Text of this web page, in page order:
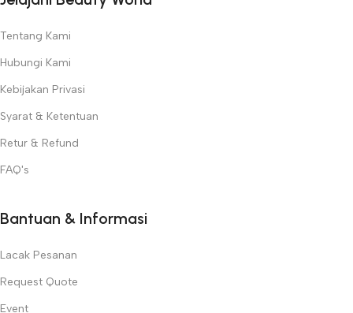
Tentang Kami
Hubungi Kami
Kebijakan Privasi
Syarat & Ketentuan
Retur & Refund
FAQ's
Bantuan & Informasi
Lacak Pesanan
Request Quote
Event